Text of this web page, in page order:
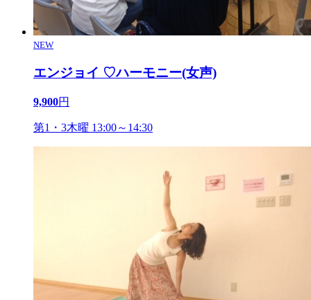
NEW
エンジョイ ♡ハーモニー(女声)
9,900円
第1・3木曜 13:00～14:30